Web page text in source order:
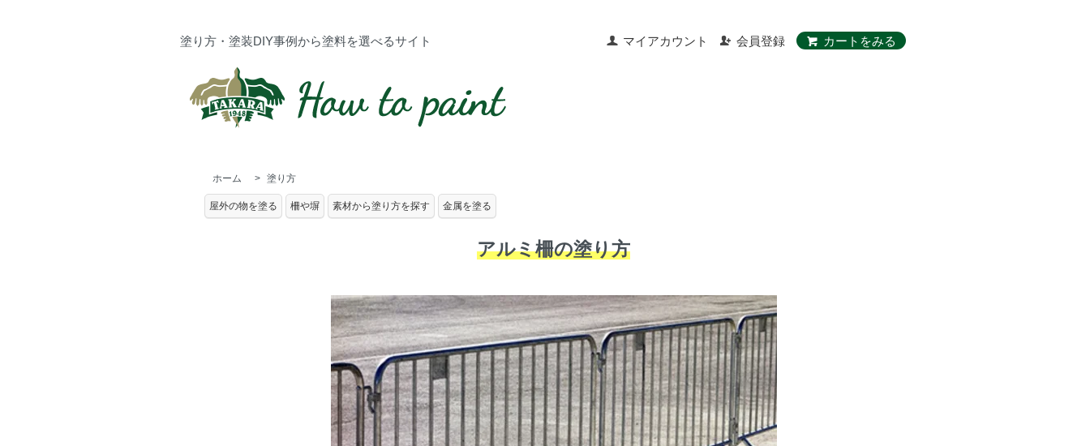
マイアカウント 会員登録 カートをみる
塗り方・塗装DIY事例から塗料を選べるサイト
ホーム > 塗り方
屋外の物を塗る 柵や塀 素材から塗り方を探す 金属を塗る
アルミ柵の塗り方